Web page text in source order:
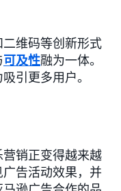
维码等创新形式
可及性融为一体。
引更多用户。
销正变得越来越
告活动效果，并